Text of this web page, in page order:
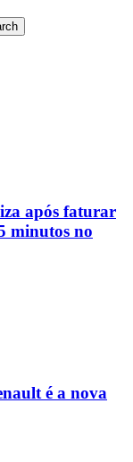
após faturar
minutos no
é a nova